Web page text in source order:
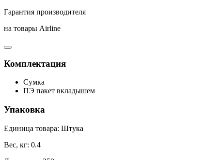
Гарантия производителя
на товары Airline
Комплектация
Сумка
ПЭ пакет вкладышем
Упаковка
Единица товара: Штука
Вес, кг: 0.4